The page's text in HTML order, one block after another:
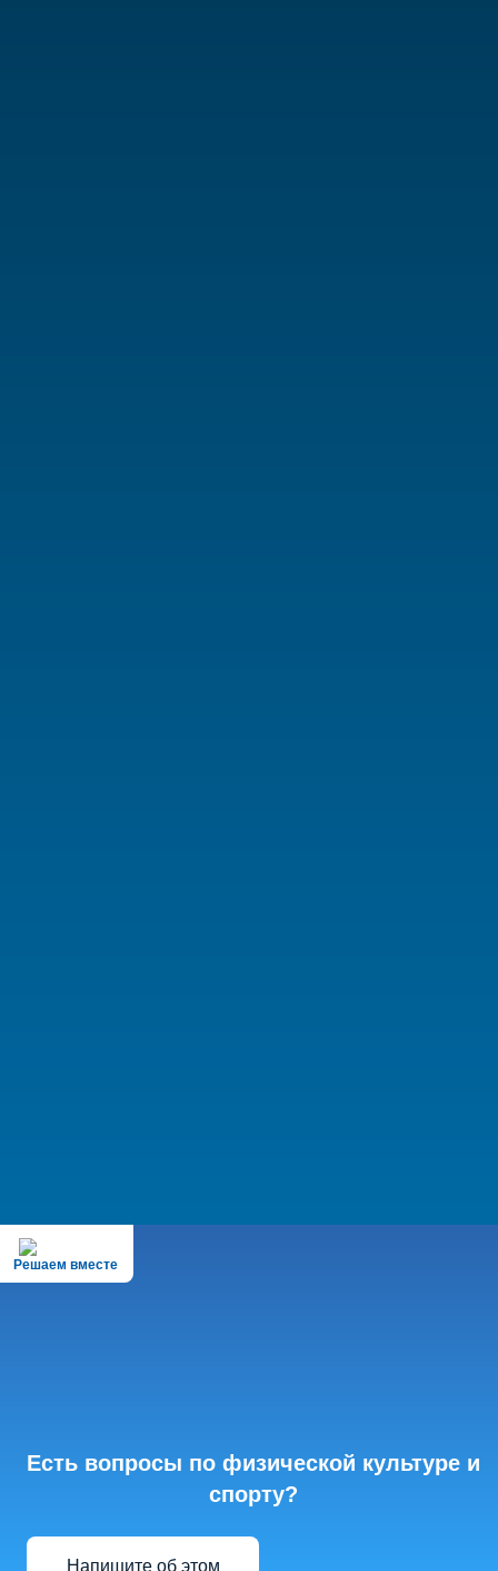
Решаем вместе
Есть вопросы по физической культуре и
спорту?
Напишите об этом